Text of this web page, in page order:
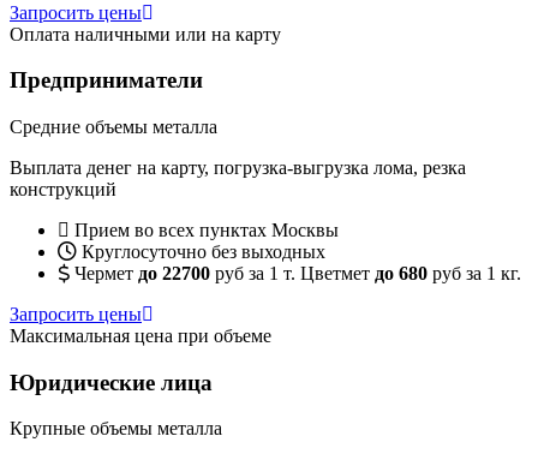
Запросить цены
Оплата наличными или на карту
Предприниматели
Средние объемы металла
Выплата денег на карту, погрузка-выгрузка лома, резка
конструкций
Прием во всех пунктах Москвы
Круглосуточно без выходных
Чермет до 22700 руб за 1 т. Цветмет до 680 руб за 1 кг.
Запросить цены
Максимальная цена при объеме
Юридические лица
Крупные объемы металла